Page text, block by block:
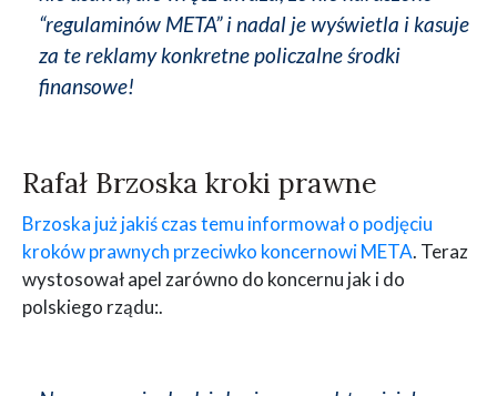
“regulaminów META” i nadal je wyświetla i kasuje
za te reklamy konkretne policzalne środki
finansowe!
Rafał Brzoska kroki prawne
Brzoska już jakiś czas temu informował o podjęciu
kroków prawnych przeciwko koncernowi META. Teraz
wystosował apel zarówno do koncernu jak i do
polskiego rządu:.